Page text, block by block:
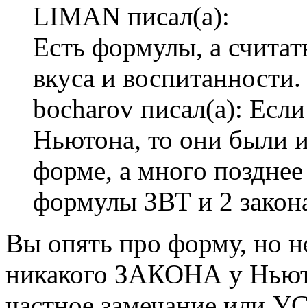
LIMAN писал(а):
Есть формулы, а
вкуса и воспитанности.
bocharov писал(а):
Ньютона, то они были
форме, а много
формулы ЗВТ и 2
Вы опять про форму, но
никакого ЗАКОНА у